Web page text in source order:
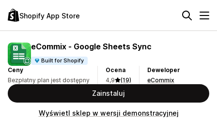
Shopify App Store
eCommix ‑ Google Sheets Sync
Built for Shopify
Ceny
Bezpłatny plan jest dostępny
Ocena
4,9
(19)
Deweloper
eCommix
Zainstaluj
Wyświetl sklep w wersji demonstracyjnej